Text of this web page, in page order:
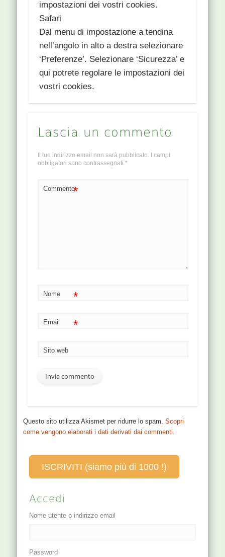
impostazioni dei vostri cookies.
Safari
Dal menu di impostazione a tendina
nell’angolo in alto a destra selezionare
‘Preferenze’. Selezionare ‘Sicurezza’ e
qui potrete regolare le impostazioni dei
vostri cookies.
Lascia un commento
Il tuo indirizzo email non sarà pubblicato.
I campi
obbligatori sono contrassegnati *
Commento*
Nome *
Email *
Sito web
Questo sito utilizza Akismet per ridurre lo spam.Scopri
come vengono elaborati i dati derivati dai commenti.
ISCRIVITI (siamo più di 1000 !)
Accedi
Nome utente o indirizzo email
Password